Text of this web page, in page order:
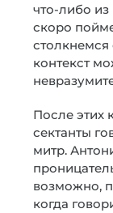
что-либо
скоро
столкнемся
контекст
После этих
сектанты
митр.
возможно,
когда